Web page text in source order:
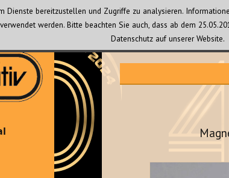
Dienste bereitzustellen und Zugriffe zu analysieren.
werden. Bitte beachten Sie auch, dass ab dem
Datenschutz auf unserer Website.